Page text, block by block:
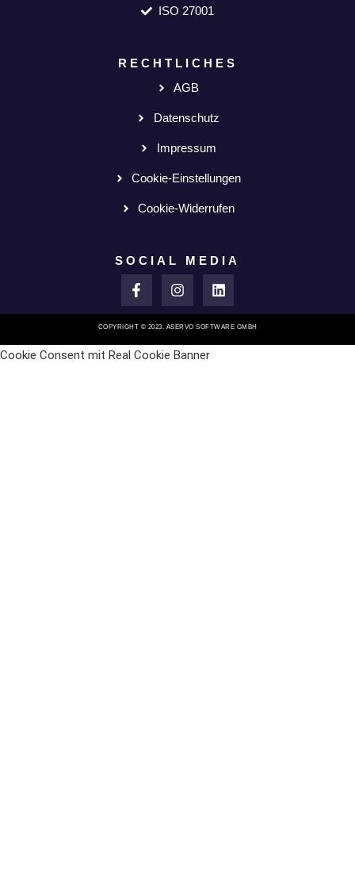
ISO 27001
RECHTLICHES
AGB
Datenschutz
Impressum
Cookie-Einstellungen
Cookie-Widerrufen
SOCIAL MEDIA
COPYRIGHT © 2023. ASERVO SOFTWARE GMBH
Cookie Consent mit Real Cookie Banner